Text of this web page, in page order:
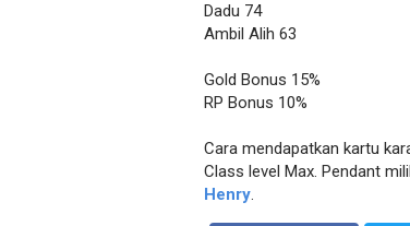
Dadu 74
Ambil Alih 63
Gold Bonus 15%
RP Bonus 10%
Cara mendapatkan kartu
Class level Max. Pendant
Henry.